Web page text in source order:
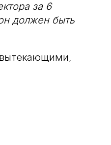
за 6
должен быть
вытекающими,